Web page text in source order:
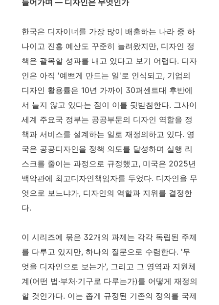
들어가며 — 디자인은 무엇인가
한국은 디자이너를 가장 많이 배출하는 나라 중 하
나이고 진흥 예산도 꾸준히 늘려왔지만, 디자인 정
책은 괄목할 성과를 내고 있다고 보기 어렵다. 디자
인은 아직 '예쁘게 만드는 일'로 인식되고, 기업의
디자인 활용률은 10년 가까이 30퍼센트대 후반에
서 늘지 않고 있다는 점이 이를 뒷받침한다. 그사이
세계 주요국 정부는 공공부문의 디자인 역할을 정
책과 서비스를 설계하는 일로 재정의하고 있다. 영
국은 공공디자인을 정책 의도를 달성하며 실행 리
스크를 줄이는 과정으로 규정했고, 미국은 2025년
백악관에 최고디자인책임자를 두었다. 디자인을 무
엇으로 보느냐가, 디자인의 역할과 지위를 결정한
다.
이 시리즈에 묶은 32개의 과제는 각각 독립된 주제
를 다루고 있지만, 하나의 질문으로 수렴한다. '무
엇을 디자인으로 보는가', 그리고 그 영역과 지원체
계(어떤 법·부처·기구로 다루는가)를 어떻게 재정의
할 것인가다. 이는 좁게 규정된 기존의 정의를 국제